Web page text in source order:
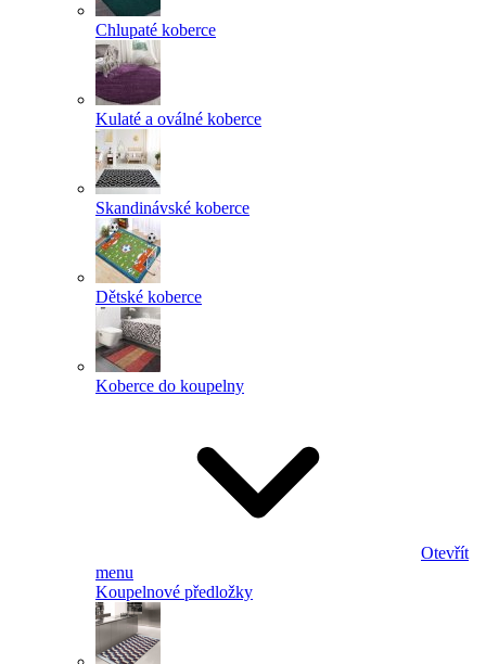
Chlupaté koberce
Kulaté a oválné koberce
Skandinávské koberce
Dětské koberce
Koberce do koupelny
Otevřít
menu
Koupelnové předložky